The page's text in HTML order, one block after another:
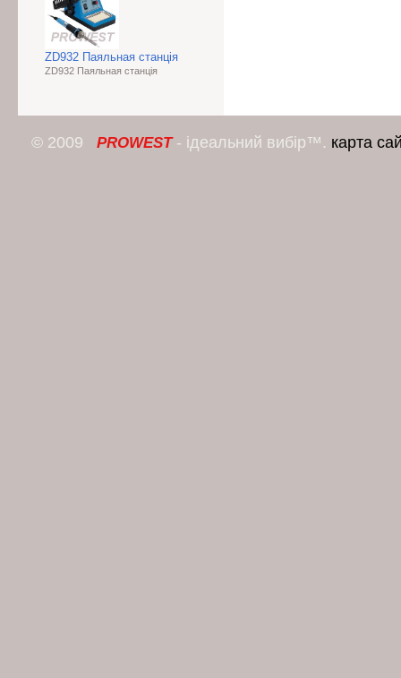
ZD932 Паяльная станція
ZD932 Паяльная станція
© 2009 PROWEST- ідеальний вибір™. карта